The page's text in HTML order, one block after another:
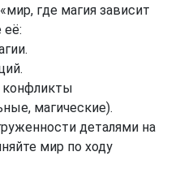
где магия зависит
её:
магические).
деталями на
мир по ходу